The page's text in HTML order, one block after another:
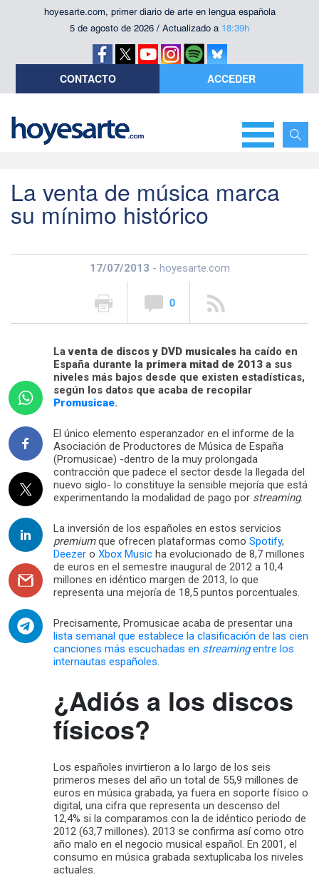
hoyesarte.com, primer diario de arte en lengua española
5 de agosto de 2026 / Actualizado a 18:39h
CONTACTO ACCEDER
La venta de música marca
su mínimo histórico
17/07/2013 - hoyesarte.com
0
Laventa de discos y DVD musicales ha caído en
España durante la primera mitad de 2013 a sus
niveles más bajos desde que existen estadísticas,
según los datos que acaba de recopilar
Promusicae.
El único elemento esperanzador en el informe de la
Asociación de Productores de Música de España
(Promusicae) -dentro de la muy prolongada
contracción que padece el sector desde la llegada del
nuevo siglo- lo constituye la sensible mejoría que está
experimentando la modalidad de pago por streaming.
La inversión de los españoles en estos servicios
premiumque ofrecen plataformas como Spotify,
Deezer o Xbox Music ha evolucionado de 8,7 millones
de euros en el semestre inaugural de 2012 a 10,4
millones en idéntico margen de 2013, lo que
representa una mejoría de 18,5 puntos porcentuales.
Precisamente, Promusicae acaba de presentar una
lista semanal que establece la clasificación de las cien
canciones más escuchadas en streamingentre los
internautas españoles.
¿Adiós a los discos
físicos?
Los españoles invirtieron a lo largo de los seis
primeros meses del año un total de 55,9 millones de
euros en música grabada, ya fuera en soporte físico o
digital, una cifra que representa un descenso del
12,4% si la comparamos con la de idéntico periodo de
2012 (63,7 millones). 2013 se confirma así como otro
año malo en el negocio musical español. En 2001, el
consumo en música grabada sextuplicaba los niveles
actuales.